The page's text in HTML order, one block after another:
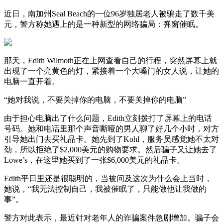
近日，南加州Seal Beach的一位96岁独居老人被骗走了数千美
元，警方称她遇上的是一种新型的网络骗局：弹窗催眠。
那天，Edith Wilmoth正在上网查看自己的行程，突然屏幕上就
出现了一个亮黄色的灯，紧接着一个大嗓门的女人说，让她的
电脑一直开着。
“她对我说，不要关掉你的电脑，不要关掉你的电脑”
由于担心电脑出了什么问题，Edith立刻拨打了屏幕上的电话
号码。她和电话里那个声音嘶哑的男人聊了好几个小时，对方
引导她出门去买礼品卡。她先到了Kohl，服务员感觉她不太对
劲，所以拒绝了$2,000美元的购物要求。然后骗子又让她去了
Lowe’s，在这里她买到了一张$6,000美元的礼品卡。
Edith平日里还是很聪明的，当被问及这次为什么会上当时，
她说，“我无法控制自己，我被催眠了，只能做他让我做的
事”。
警方对此表示，最近针对老年人的诈骗案件急剧增加。骗子会